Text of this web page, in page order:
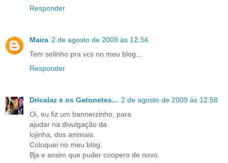
Responder
Maira 2 de agosto de 2009 às 12:34
Tem selinho pra vcs no meu blog...
Responder
Dricalaz e os Gatonetes... 2 de agosto de 2009 às 12:58
Oi, eu fiz um bannerzinho, para
ajudar na divulgação da
lojinha, dos animais.
Coloquei no meu blog.
Bjs e assim que puder coopero de novo.